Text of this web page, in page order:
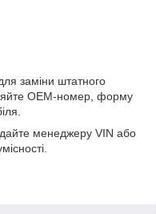
заміни штатного
OEM-номер, форму
менеджеру VIN або